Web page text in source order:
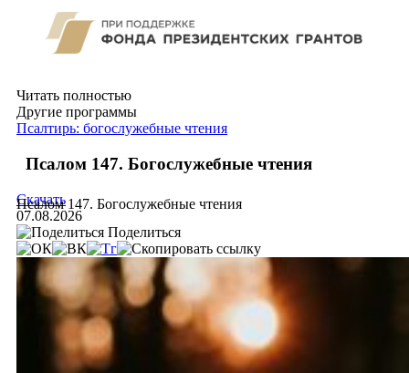
Читать полностью
Другие программы
Псалтирь: богослужебные чтения
Псалом 147. Богослужебные чтения
Псалом 147. Богослужебные чтения
Скачать
07.08.2026
Поделиться